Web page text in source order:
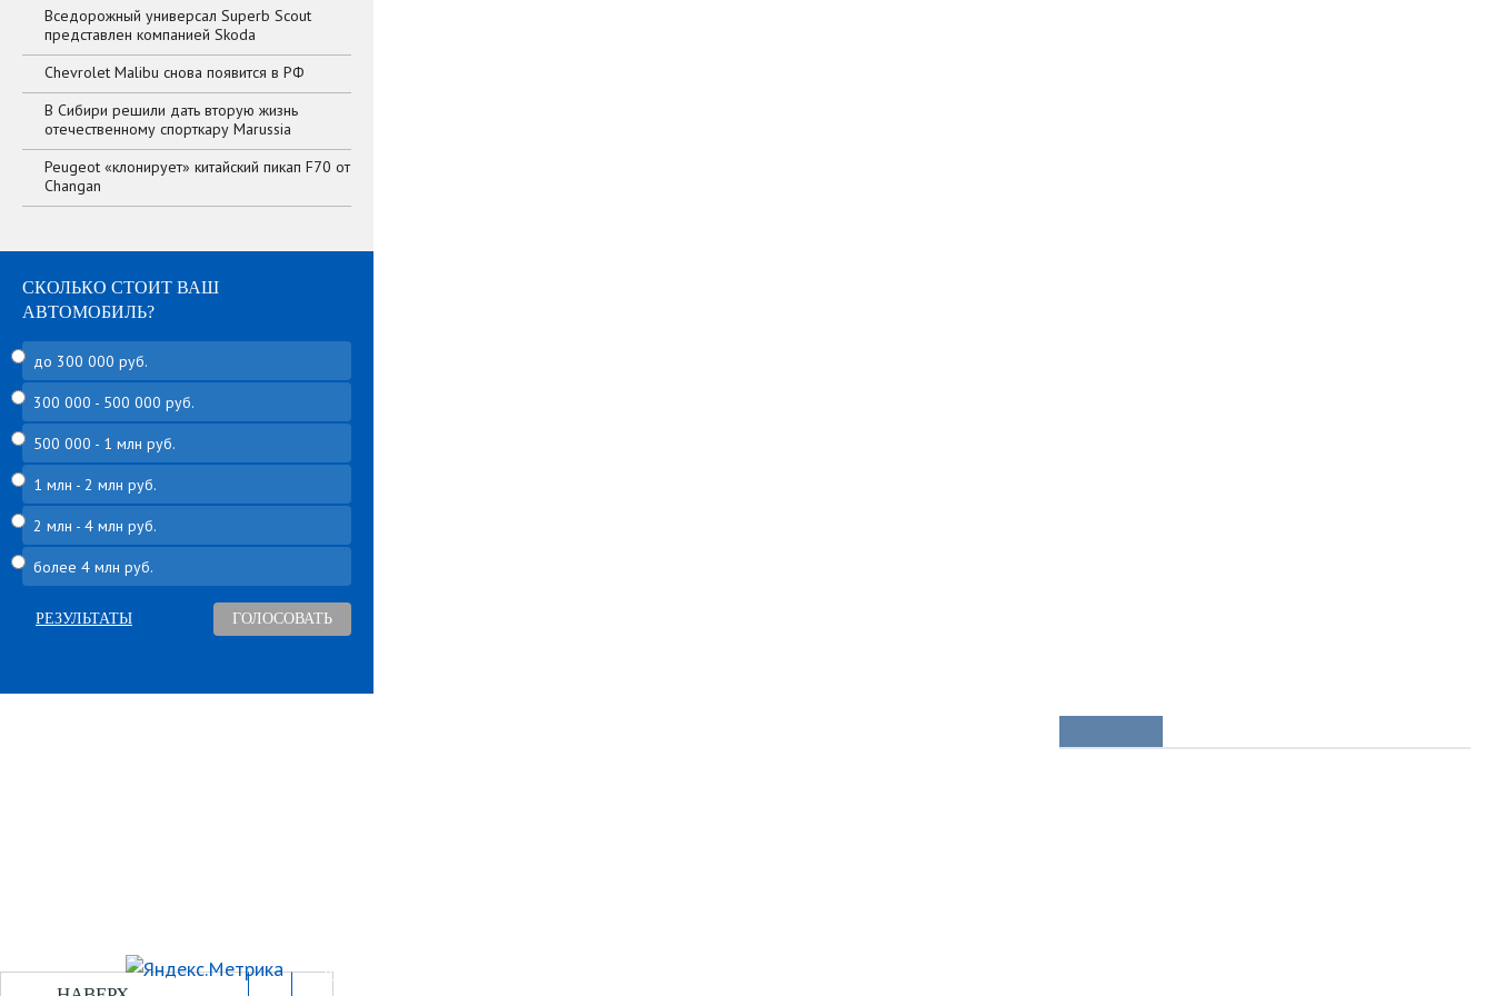
Вседорожный универсал Superb Scout
представлен компанией Skoda
Chevrolet Malibu снова появится в РФ
В Сибири решили дать вторую жизнь
отечественному спорткару Marussia
Peugeot «клонирует» китайский пикап F70 от
Changan
СКОЛЬКО СТОИТ ВАШ
АВТОМОБИЛЬ?
до 300 000 руб.
300 000 - 500 000 руб.
500 000 - 1 млн руб.
1 млн - 2 млн руб.
2 млн - 4 млн руб.
более 4 млн руб.
РЕЗУЛЬТАТЫ
Редакция